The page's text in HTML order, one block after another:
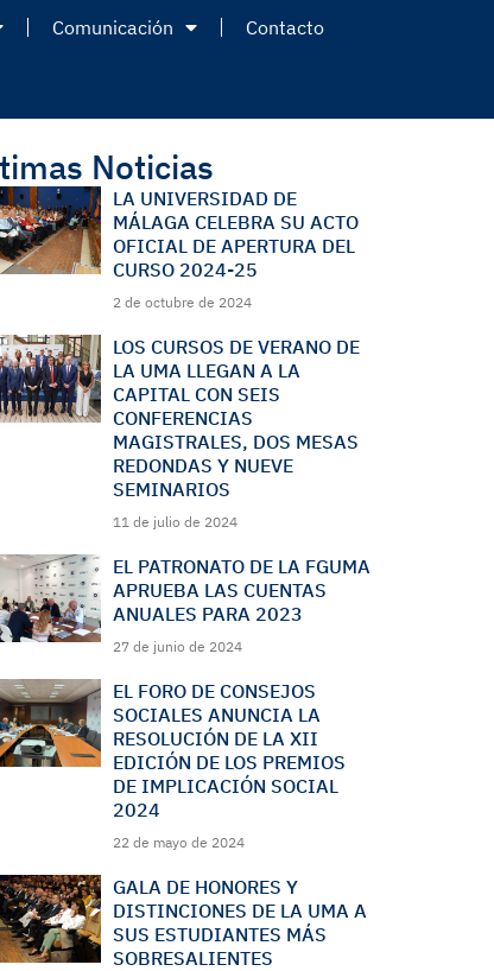
Comunicación Contacto
Noticias
LA UNIVERSIDAD DE
MÁLAGA CELEBRA SU ACTO
OFICIAL DE APERTURA DEL
CURSO 2024-25
2 de octubre de 2024
LOS CURSOS DE VERANO DE
LA UMA LLEGAN A LA
CAPITAL CON SEIS
CONFERENCIAS
MAGISTRALES, DOS MESAS
REDONDAS Y NUEVE
SEMINARIOS
11 de julio de 2024
EL PATRONATO DE LA FGUMA
APRUEBA LAS CUENTAS
ANUALES PARA 2023
27 de junio de 2024
EL FORO DE CONSEJOS
SOCIALES ANUNCIA LA
RESOLUCIÓN DE LA XII
EDICIÓN DE LOS PREMIOS
DE IMPLICACIÓN SOCIAL
2024
22 de mayo de 2024
GALA DE HONORES Y
DISTINCIONES DE LA UMA A
SUS ESTUDIANTES MÁS
SOBRESALIENTES